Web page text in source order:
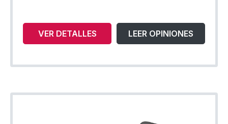
VER DETALLES LEER OPINIONES